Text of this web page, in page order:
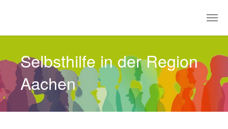
Selbsthilfe in der Region
Aachen